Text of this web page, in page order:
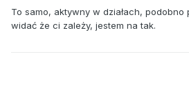
To samo, aktywny w działach, podobno
widać że ci zależy, jestem na tak.